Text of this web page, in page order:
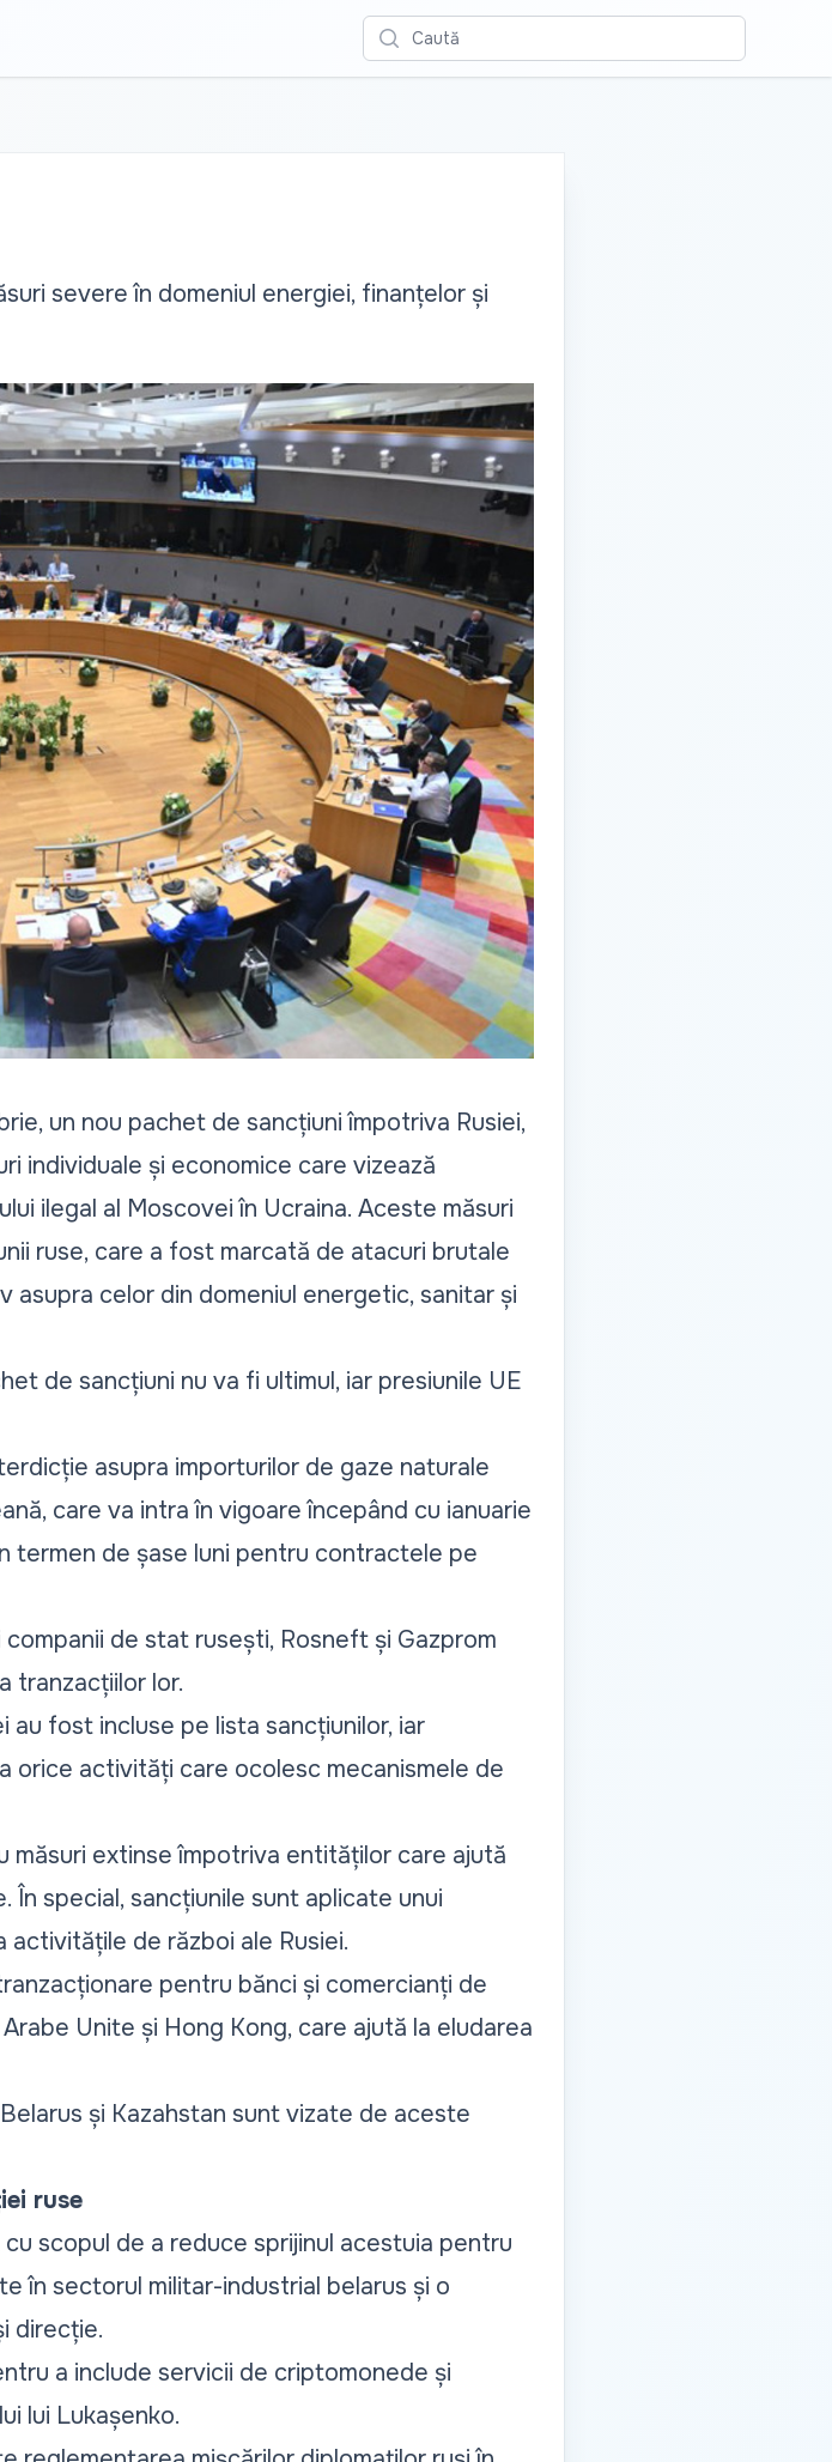
Caută
severe în domeniul energiei, finanțelor și
un nou pachet de sancțiuni împotriva Rusiei,
individuale și economice care vizează
ilegal al Moscovei în Ucraina. Aceste măsuri
ruse, care a fost marcată de atacuri brutale
asupra celor din domeniul energetic, sanitar și
de sancțiuni nu va fi ultimul, iar presiunile UE
asupra importurilor de gaze naturale
care va intra în vigoare începând cu ianuarie
termen de șase luni pentru contractele pe
de stat rusești, Rosneft și Gazprom
tranzacțiilor lor.
au fost incluse pe lista sancțiunilor, iar
orice activități care ocolesc mecanismele de
măsuri extinse împotriva entităților care ajută
În special, sancțiunile sunt aplicate unui
de război ale Rusiei.
pentru bănci și comercianți de
Unite și Hong Kong, care ajută la eludarea
și Kazahstan sunt vizate de aceste
ruse
scopul de a reduce sprijinul acestuia pentru
în sectorul militar-industrial belarus și o
direcție.
a include servicii de criptomonede și
lui Lukașenko.